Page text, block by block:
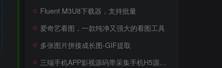
Fluent M3U8下载器，支持批量
爱奇艺看图，一款纯净又强大的看图工具
多张图片拼接成长图-GIF提取
三端手机APP影视源码带采集手机H5源码带VIP卡密功能